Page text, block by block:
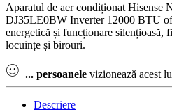
Aparatul de aer condiționat
DJ35LE0BW Inverter 12000 BTU
energetică și funcționare silențioasă,
locuințe și birouri.
... persoanele vizionează acest
Descriere